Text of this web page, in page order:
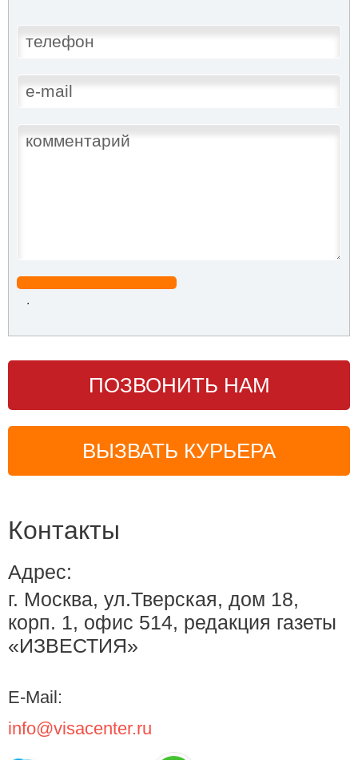
.
ПОЗВОНИТЬ НАМ
ВЫЗВАТЬ КУРЬЕРА
Контакты
Адрес:
г. Москва, ул.Тверская, дом 18,
корп. 1, офис 514, редакция газеты
«ИЗВЕСТИЯ»
E-Mail:
info@visacenter.ru